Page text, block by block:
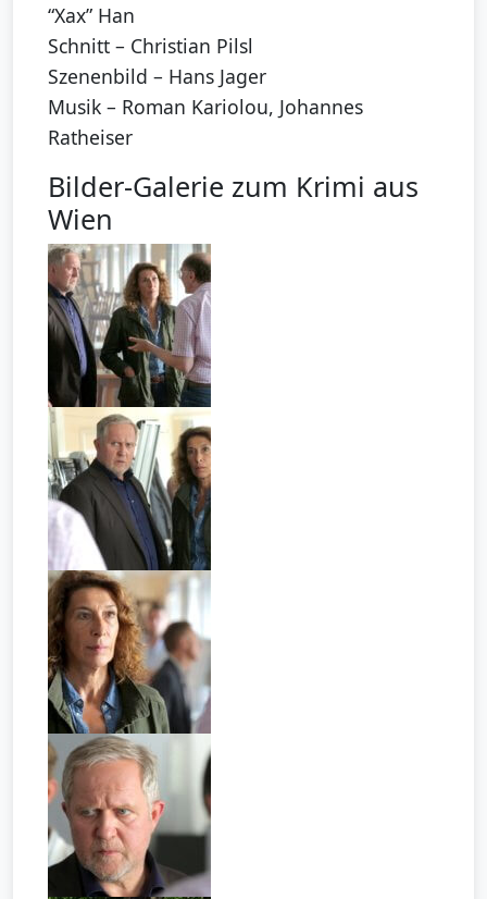
“Xax” Han
Schnitt – Christian Pilsl
Szenenbild – Hans Jager
Musik – Roman Kariolou, Johannes
Ratheiser
Bilder-Galerie zum Krimi aus
Wien